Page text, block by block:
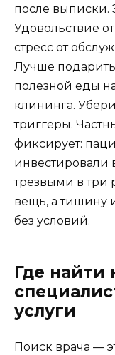
после выписки.
Удовольствие
стресс от
Лучше
полезной еды
клининга.
триггеры.
фиксирует:
инвестировали
трезвыми в три
вещь, а тишину
без условий.
Где найти
услуги
Поиск врача —